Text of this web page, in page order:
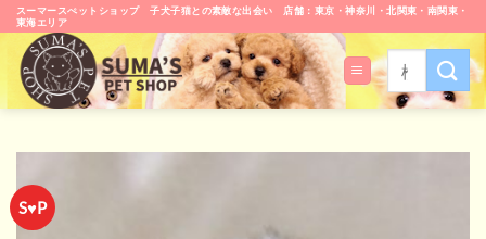
Skip
to
content
スーマースぺットショップ 子犬子猫との素敵な出会い 店舗：東京・神奈川・北関東・南関東・
東海エリア
検
索
対
象:
S♥P